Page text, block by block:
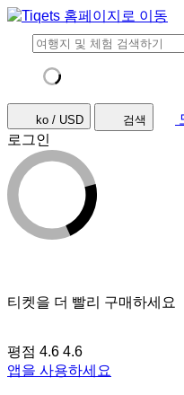
ko / USD 검색
로그인
티켓을 더 빨리 구매하세요
평점 4.6 4.6
앱을 사용하세요